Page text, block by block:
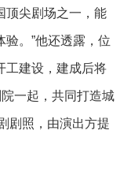
顶尖剧场之一，能
。”他还透露，位
工建设，建成后将
一起，共同打造城
剧照，由演出方提